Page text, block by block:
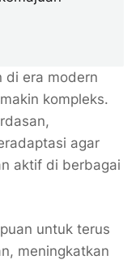
di era modern
kompleks.
agar
aktif di berbagai
untuk terus
meningkatkan